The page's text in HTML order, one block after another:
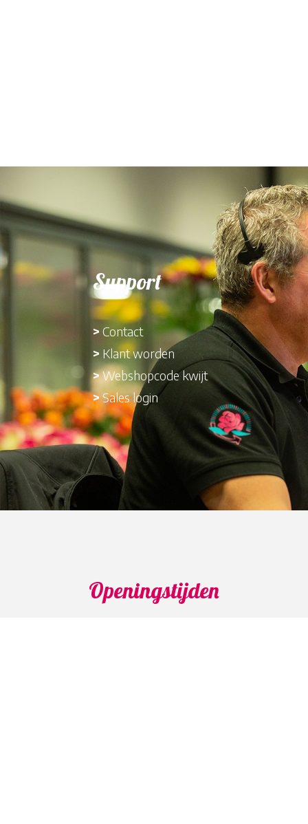
Support
> Contact
> Klant worden
>Webshopcode kwijt
>Sales login
Openingstijden